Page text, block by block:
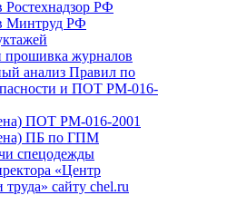
РФ
Минтруд РФ
прошивка журналов
анализ Правил по
и ПОТ РМ-016-
ПОТ РМ-016-2001
ПБ по ГПМ
спецодежды
«Центр
труда» сайту chel.ru